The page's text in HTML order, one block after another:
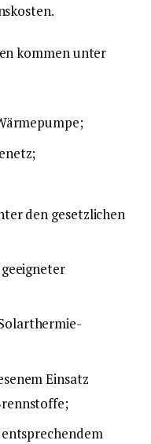
kommen unter
den gesetzlichen
Einsatz